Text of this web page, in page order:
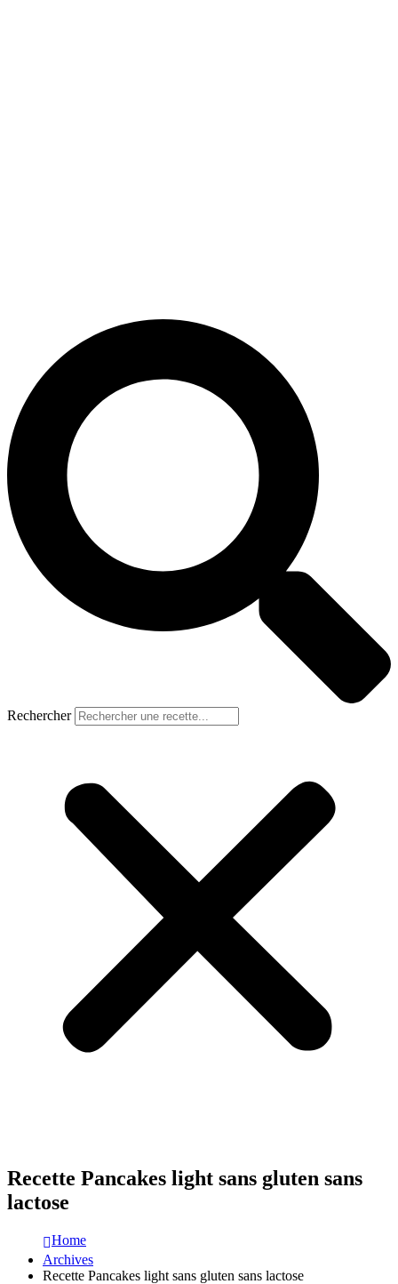
Rechercher
Recette Pancakes light sans gluten sans
lactose
Home
Archives
Recette Pancakes light sans gluten sans lactose